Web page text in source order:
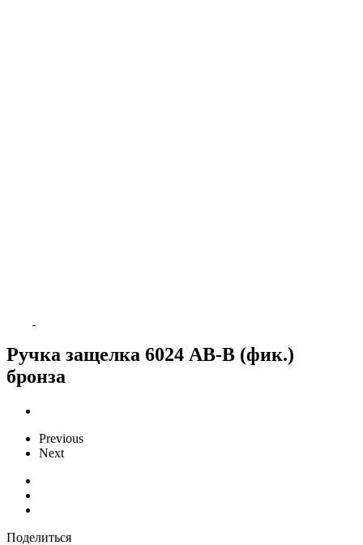
Ручка защелка 6024 AB-B (фик.)
бронза
Previous
Next
Поделиться